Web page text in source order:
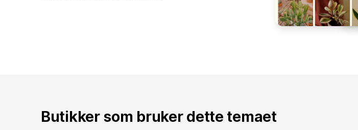
Butikker som bruker dette temaet